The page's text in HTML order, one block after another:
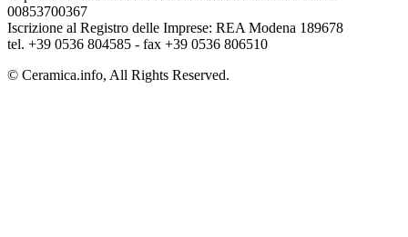
00853700367
Iscrizione al Registro delle Imprese: REA Modena 189678
tel. +39 0536 804585 - fax +39 0536 806510
© Ceramica.info, All Rights Reserved.